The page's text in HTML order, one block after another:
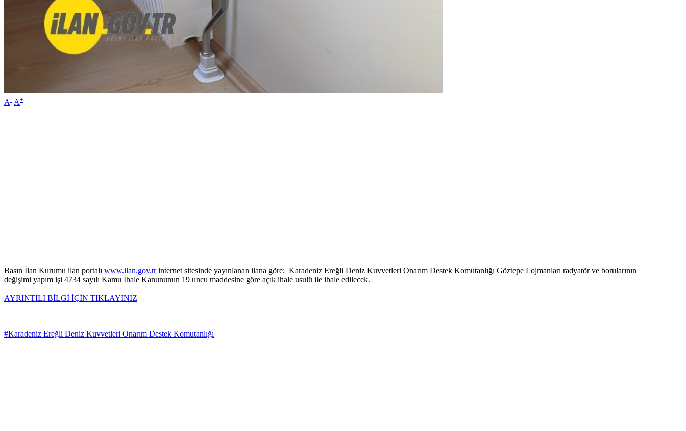
A- A+
Basın İlan Kurumu ilan portalı www.ilan.gov.trinternet sitesinde yayınlanan ilana göre; Karadeniz Ereğli Deniz Kuvvetleri Onarım Destek Komutanlığı Göztepe Lojmanları radyatör ve borularının
değişimi yapım işi 4734 sayılı Kamu İhale Kanununun 19 uncu maddesine göre açık ihale usulü ile ihale edilecek.
AYRINTILI BİLGİ İÇİN TIKLAYINIZ
#Karadeniz Ereğli Deniz Kuvvetleri Onarım Destek Komutanlığı